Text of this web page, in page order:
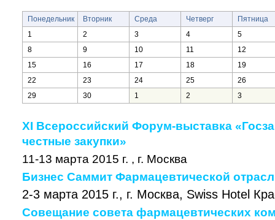
Понедельник Вторник Среда Четверг
Пятница
1
2 3 4
5
8
9 10 11
12
15
16 17 18
19
22
23 24 25
26
29
30 1 2 3
XI Всероссийский Форум-выставка
честные закупки»
11-13 марта 2015 г. , г. Москва
Бизнес Саммит Фармацевтической
2-3 марта 2015 г., г. Москва, Swiss Hotel
Совещание совета фармацевтических